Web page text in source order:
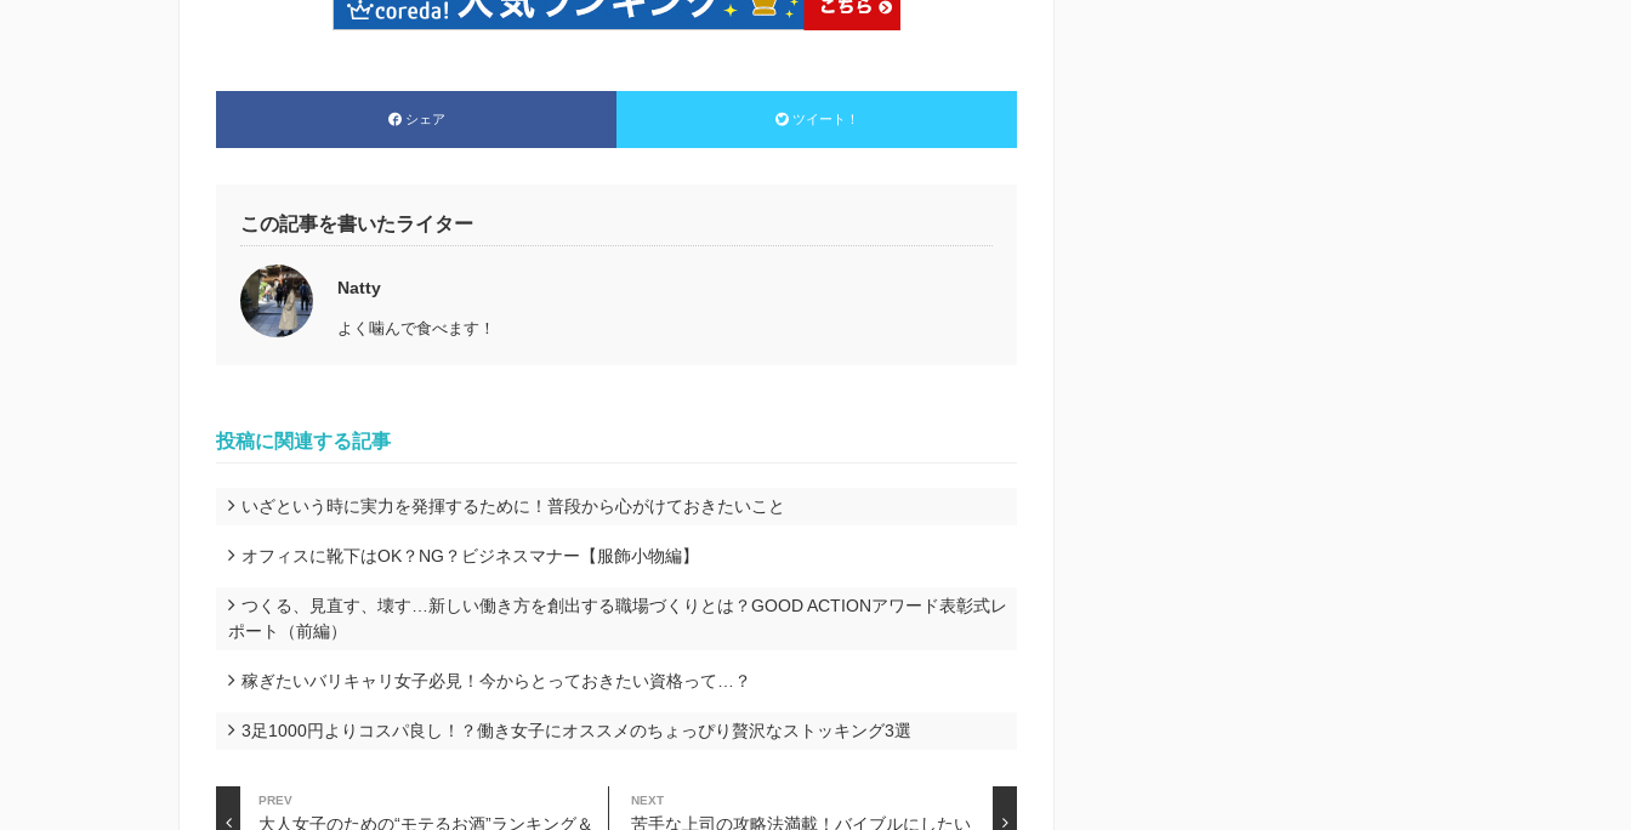
シェア ツイート！
この記事を書いたライター
Natty
よく噛んで食べます！
投稿に関連する記事
いざという時に実力を発揮するために！普段から心がけておきたいこと
オフィスに靴下はOK？NG？ビジネスマナー【服飾小物編】
つくる、見直す、壊す…新しい働き方を創出する職場づくりとは？GOOD ACTIONアワード表彰式レ
ポート（前編）
稼ぎたいバリキャリ女子必見！今からとっておきたい資格って…？
3足1000円よりコスパ良し！？働き女子にオススメのちょっぴり贅沢なストッキング3選
PREV
大人女子のための“モテるお酒”ランキング＆
NEXT
苦手な上司の攻略法満載！バイブルにしたい